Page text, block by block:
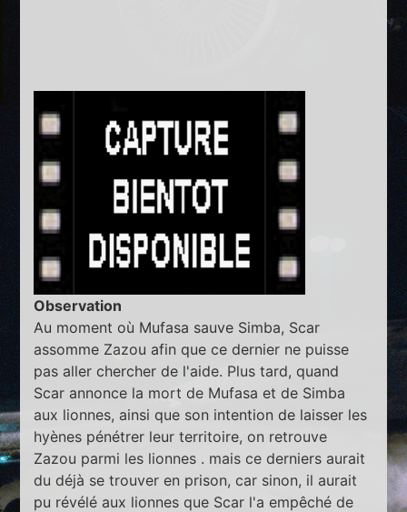
Observation
Au moment où Mufasa sauve Simba, Scar
assomme Zazou afin que ce dernier ne puisse
pas aller chercher de l'aide. Plus tard, quand
Scar annonce la mort de Mufasa et de Simba
aux lionnes, ainsi que son intention de laisser les
hyènes pénétrer leur territoire, on retrouve
Zazou parmi les lionnes . mais ce derniers aurait
du déjà se trouver en prison, car sinon, il aurait
pu révélé aux lionnes que Scar l'a empêché de